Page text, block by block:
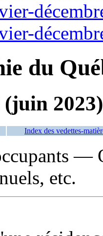
du
(juin 2023)
Index des vedettes-
—
etc.